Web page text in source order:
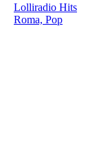
Lolliradio Hits
Roma, Pop